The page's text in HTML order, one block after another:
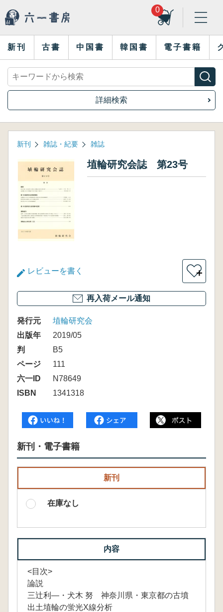
0
新刊 古書 中国書 韓国書 電子書籍
詳細検索
新刊 雑誌・紀要 雑誌
埴輪研究会誌 第23号
レビューを書く ＋
再入荷メール通知
発行元
埴輪研究会
出版年
2019/05
判
B5
ページ
111
六一ID
N78649
ISBN
1341318
新刊・電子書籍
新刊
在庫なし
内容
<目次>
論説
三辻利―・犬木 努 神奈川県・東京都の古墳
出土埴輪の蛍光X線分析